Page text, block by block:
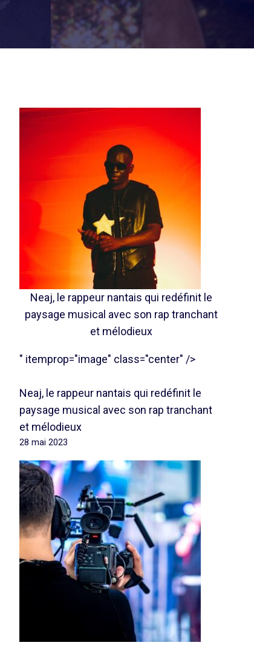
Neaj, le rappeur nantais qui redéfinit le
paysage musical avec son rap tranchant
et mélodieux
" itemprop="image" class="center" />
Neaj, le rappeur nantais qui redéfinit le
paysage musical avec son rap tranchant
et mélodieux
28 mai 2023